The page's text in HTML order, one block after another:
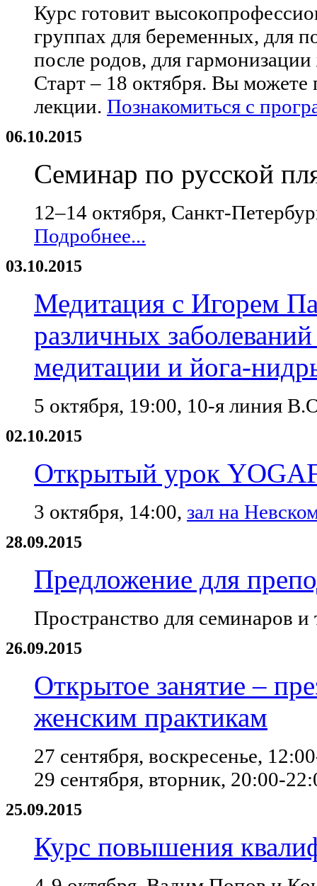
Курс готовит
группах для беременных, для
после родов, ​для
Старт – 18 октября. Вы можете
лекции. Познакомиться с
06.10.2015
Семинар по русской
12–14 октября, Санкт-
Подробнее...
03.10.2015
Медитация с Игорем
различных
медитации и йога-
5 октября, 19:00, 10-я линия
02.10.2015
Открытый урок
3 октября, 14:00, зал на
28.09.2015
Предложение для
Пространство для семинаров
26.09.2015
Открытое занятие –
женским практикам
27 сентября, воскресенье,
29 сентября, вторник, 20:00-
25.09.2015
Курс повышения